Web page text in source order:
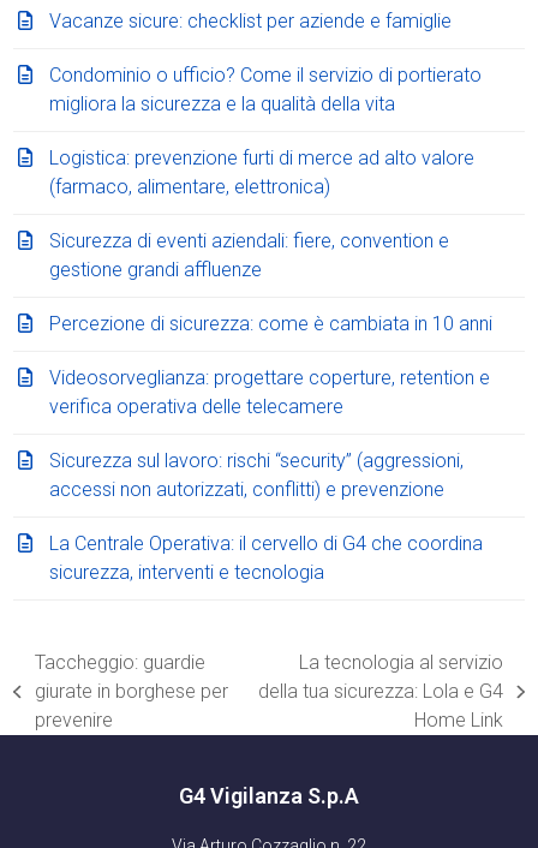
Vacanze sicure: checklist per aziende e famiglie
Condominio o ufficio? Come il servizio di portierato
migliora la sicurezza e la qualità della vita
Logistica: prevenzione furti di merce ad alto valore
(farmaco, alimentare, elettronica)
Sicurezza di eventi aziendali: fiere, convention e
gestione grandi affluenze
Percezione di sicurezza: come è cambiata in 10 anni
Videosorveglianza: progettare coperture, retention e
verifica operativa delle telecamere
Sicurezza sul lavoro: rischi “security” (aggressioni,
accessi non autorizzati, conflitti) e prevenzione
La Centrale Operativa: il cervello di G4 che coordina
sicurezza, interventi e tecnologia
post
precedente:
Taccheggio: guardie
giurate in borghese per
prevenire
articolo
successivo:
La tecnologia al servizio
della tua sicurezza: Lola e G4
Home Link
G4 Vigilanza S.p.A